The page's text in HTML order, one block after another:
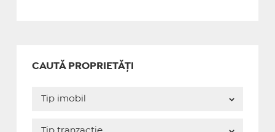
CAUTĂ PROPRIETĂȚI